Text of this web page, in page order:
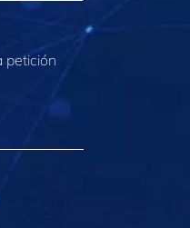
petición